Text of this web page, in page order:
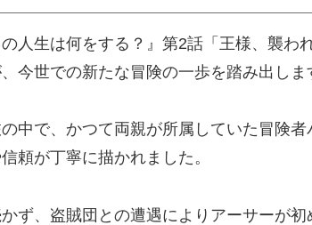
人生は何をする？』第2話「王様、襲わ
今世での新たな冒険の一歩を踏み出しま
中で、かつて両親が所属していた冒険
頼が丁寧に描かれました。
ず、盗賊団との遭遇によりアーサーが